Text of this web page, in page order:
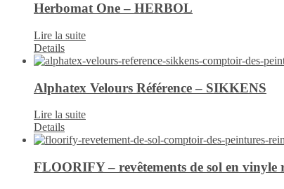
Herbomat One – HERBOL
Lire la suite
Details
Alphatex Velours Référence – SIKKENS
Lire la suite
Details
FLOORIFY – revêtements de sol en vinyle